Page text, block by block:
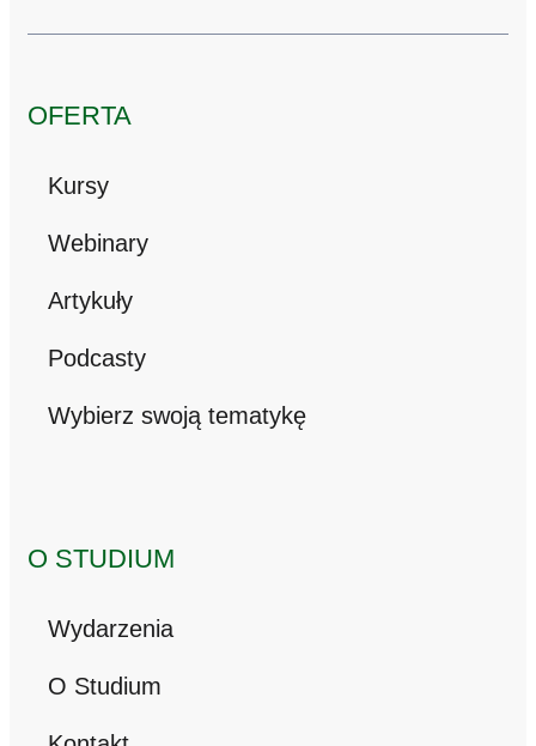
OFERTA
Kursy
Webinary
Artykuły
Podcasty
Wybierz swoją tematykę
O STUDIUM
Wydarzenia
O Studium